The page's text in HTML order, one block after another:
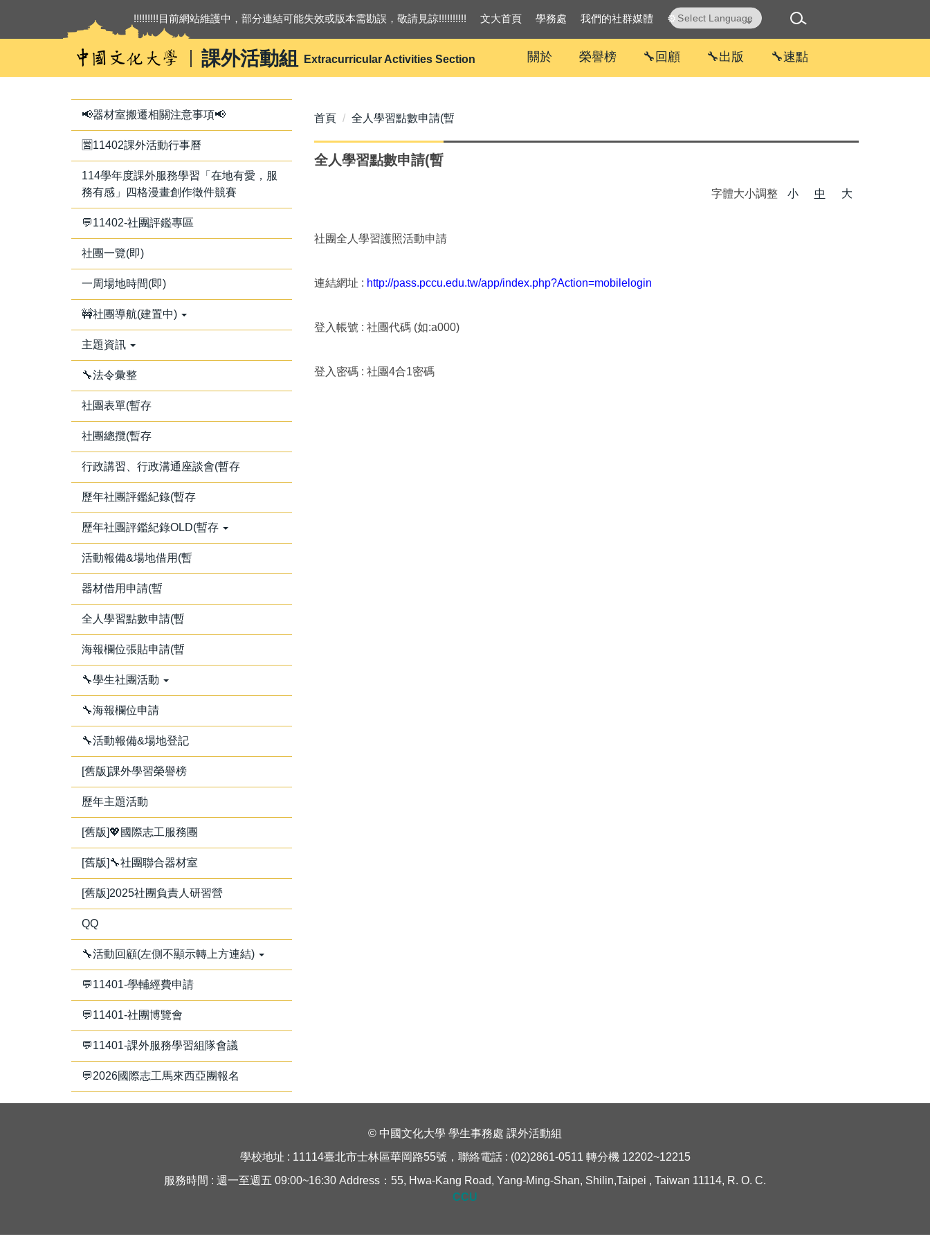
內
課外活動組 Extracurricular Activities Section
Translate
!!!!!!!!!目前網站維護中，部分連結可能失效或版本需勘誤，敬請見諒!!!!!!!!!! 文大首頁 學務處 我們的社群媒體 ⚙
關於 榮譽榜 🔧回顧 🔧出版 🔧速點
📢器材室搬遷相關注意事項📢
🈺11402課外活動行事曆
114學年度課外服務學習「在地有愛，服
務有感」四格漫畫創作徵件競賽
💬11402-社團評鑑專區
社團一覽(即)
一周場地時間(即)
🚧社團導航(建置中)
主題資訊
🔧法令彙整
社團表單(暫存
社團總攬(暫存
行政講習、行政溝通座談會(暫存
歷年社團評鑑紀錄(暫存
歷年社團評鑑紀錄OLD(暫存
活動報備&場地借用(暫
器材借用申請(暫
全人學習點數申請(暫
海報欄位張貼申請(暫
🔧學生社團活動
🔧海報欄位申請
🔧活動報備&場地登記
[舊版]課外學習榮譽榜
歷年主題活動
[舊版]💖國際志工服務團
[舊版]🔧社團聯合器材室
[舊版]2025社團負責人研習營
QQ
🔧活動回顧(左側不顯示轉上方連結)
💬11401-學輔經費申請
💬11401-社團博覽會
💬11401-課外服務學習組隊會議
💬2026國際志工馬來西亞團報名
首頁 全人學習點數申請(暫
全人學習點數申請(暫
字體大小調整 小 中 大
社團全人學習護照活動申請
連結網址 : http://pass.pccu.edu.tw/app/index.php?Action=mobilelogin
登入帳號 : 社團代碼 (如:a000)
登入密碼 : 社團4合1密碼
© 中國文化大學 學生事務處 課外活動組
學校地址 : 11114臺北市士林區華岡路55號，聯絡電話 : (02)2861-0511 轉分機 12202~12215
服務時間 : 週一至週五 09:00~16:30 Address：55, Hwa-Kang Road, Yang-Ming-Shan, Shilin,Taipei , Taiwan 11114, R. O. C.
CCU